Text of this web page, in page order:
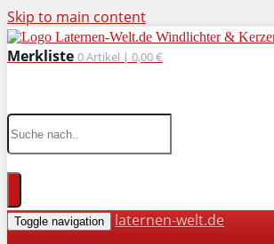
Skip to main content
Merkliste 0Artikel | 0,00 €
Toggle navigation
laternen-welt.de